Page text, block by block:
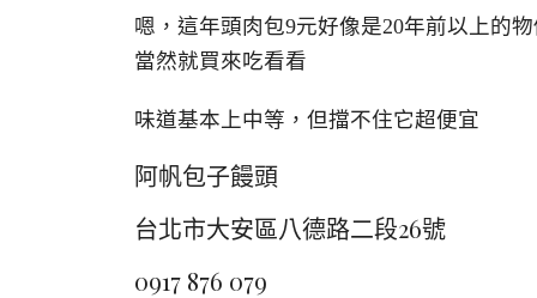
嗯，這年頭肉包9元好像是20年前以上的
當然就買來吃看看
味道基本上中等，但擋不住它超便宜
阿帆包子饅頭
台北市大安區八德路二段26號
0917 876 079